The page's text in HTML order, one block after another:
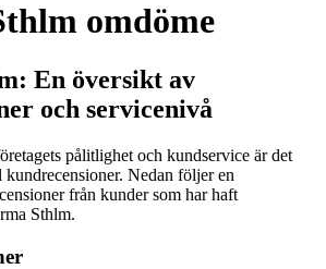
omdöme
En översikt av
och servicenivå
pålitlighet och kundservice är det
Nedan följer en
från kunder som har haft
Sthlm.